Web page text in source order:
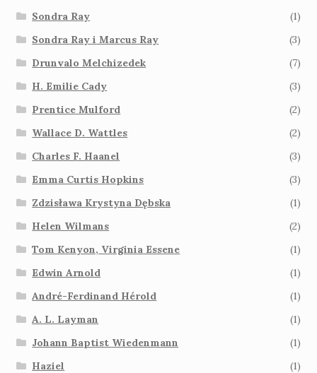
Sondra Ray
(1)
Sondra Ray i Marcus Ray
(3)
Drunvalo Melchizedek
(7)
H. Emilie Cady
(3)
Prentice Mulford
(2)
Wallace D. Wattles
(2)
Charles F. Haanel
(3)
Emma Curtis Hopkins
(3)
Zdzisława Krystyna Dębska
(1)
Helen Wilmans
(2)
Tom Kenyon, Virginia Essene
(1)
Edwin Arnold
(1)
André-Ferdinand Hérold
(1)
A. L. Layman
(1)
Johann Baptist Wiedenmann
(1)
Haziel
(1)